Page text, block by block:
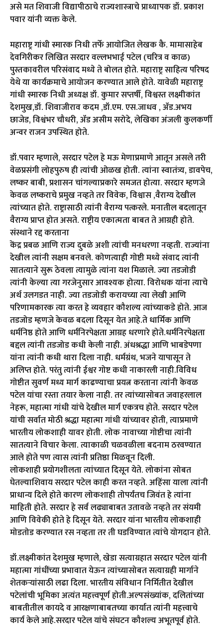
असे मत शिवाजी विद्यापीठाचे राज्यशास्त्राचे प्राध्यापक डॉ. प्रकाश
पवार यांनी व्यक्त केले.
महाराष्ट्र गांधी स्मारक निधी तर्फे आयोजित लेखक कै. मामासाहेब
देवगिरीकर लिखित सरदार वल्लभभाई पटेल (चरित्र व काळ)
पुस्तकावरील परिसंवाद मध्ये ते बोलत होते. महाराष्ट्र साहित्य परिषद
येथे या कार्यक्रमाचे आयोजन करण्यात आले होते. यावेळी महाराष्ट्र
गांधी स्मारक निधी अध्यक्ष डॉ. कुमार सप्तर्षी, विश्वस्त लक्ष्मीकांत
देशमुख,डॉ. शिवाजीराव कदम ,डॉ.एम. एस.जाधव , ॲड.अभय
छाजेड, विश्वंभर चौधरी, ॲड असीम सरोदे, लेखिका अंजली कुलकर्णी
अन्वर राजन उपस्थित होते.
डॉ.पवार म्हणाले, सरदार पटेल हे मऊ मेणाप्रमाणे आतून असले तरी
वेळप्रसंगी लोहपुरुष ही त्यांची ओळख होती. त्यांना स्वातंत्र्य, डावपेच,
लष्कर बाबी, प्रशासन चांगल्याप्रकारे समजत होत्या. सरदार म्हणजे
केवळ लष्कराचे प्रमुख नव्हते तर विवेक, विश्वास ,वैराग्य देखील
त्यांच्यात होते. राष्ट्रासाठी त्यांनी वैराग्य पत्करले. मनातील बदलातून
वैराग्य प्राप्त होत असते. राष्ट्रीय एकात्मता बाबत ते आग्रही होते.
संस्थाने रद्द करताना
केंद्र प्रबळ आणि राज्य दुबळे अशी त्यांची मनधरणा नव्हती. राज्यांना
देखील त्यांनी सक्षम बनवले. कोणत्याही गोष्टी मध्ये संवाद त्यांनी
सातत्याने सुरू ठेवला त्यामुळे त्यांना यश मिळाले. ज्या तडजोडी
त्यांनी केल्या त्या गरजेनुसार आवश्यक होत्या. विरोधक यांना त्याचे
अर्थ उलगडत नाही. ज्या तडजोडी करायच्या त्या लेखी आणि
परिणामकारक त्या करत हे व्यवहार कौशल्य त्यांच्याकडे होते. आज
तडजोड म्हणजे केवळ बदला दिसून येत आहे.ते धार्मिक आणि
धर्मनिष्ठ होते आणि धर्मनिरपेक्षता आग्रह धरणारे होते.धर्मनिरपेक्षता
बद्दल त्यांनी तडजोड कधी केली नाही. अंधश्रद्धा आणि भाबडेपणा
यांना त्यांनी कधी थारा दिला नाही. धर्मग्रंथ, भजने यापासून ते
अलिप्त होते. परंतु त्यांनी ईश्वर गोष्ट कधी नाकारली नाही.विविध
गोष्टीत सुवर्ण मध्य मार्ग काढण्याचा प्रयत्न करताना त्यांनी केवळ
पटेल यांचा रस्ता तयार केला नाही. तर त्यांच्यासोबत जवाहरलाल
नेहरू, महात्मा गांधी यांचे देखील मार्ग एकत्रच होते. सरदार पटेल
यांची सर्वात मोठी श्रद्धा महात्मा गांधी यांच्यावर होती, त्याप्रमाणे
भारतीय लोकशाही यावर होती. लोक नावाच्या गोष्टीचा त्यांनी
सातत्याने विचार केला. त्याकाळी चळवळीला बदनाम ठरवण्यात
आले होते पण त्यास त्यांनी प्रतिष्ठा मिळवून दिली.
लोकशाही प्रयोगशीलता त्यांच्यात दिसून येते. लोकांना सोबत
घेतल्याशिवाय सरदार पटेल काही करत नव्हते. अहिंसा याला त्यांनी
प्राधान्य दिले होते कारण लोकशाही तोपर्यंतच जिवंत हे त्यांना
माहिती होते. सरदार हे सर्व लढ्याबाबत उतावळे नव्हते तर संयमी
आणि विवेकी होते हे दिसून येते. सरदार यांना भारतीय लोकशाही
मोडतोड करण्यात रस नव्हता तर ती घडविण्यात त्यांचे योगदान होते.
डॉ.लक्ष्मीकांत देशमुख म्हणाले, खेडा सत्याग्रहात सरदार पटेल यांनी
महात्मा गांधींच्या प्रभावात येऊन त्यांच्यासोबत सत्याग्रही मार्गाने
शेतकऱ्यांसाठी लढा दिला. भारतीय संविधान निर्मितीत देखील
पटेलांची भूमिका अत्यंत महत्त्वपूर्ण होती.अल्पसंख्यांक, दलितांच्या
बाबतीतील कायदे व आरक्षणाबाबतच्या कार्यात त्यांनी महत्त्वाचे
कार्य केले आहे.सरदार पटेल यांचे संघटन कौशल्य अभूतपूर्व होते.